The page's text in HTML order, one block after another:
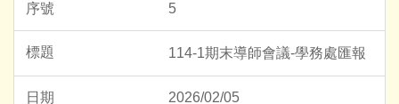
5
114-1期末導師會議-學務處匯報
2026/02/05